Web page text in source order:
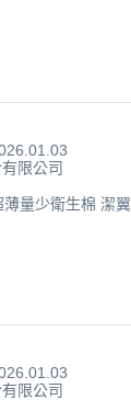
限公司
量少衛生棉 潔
限公司